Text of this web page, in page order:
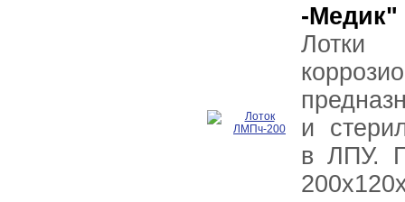
-Медик"
Лотки
и
в ЛПУ.